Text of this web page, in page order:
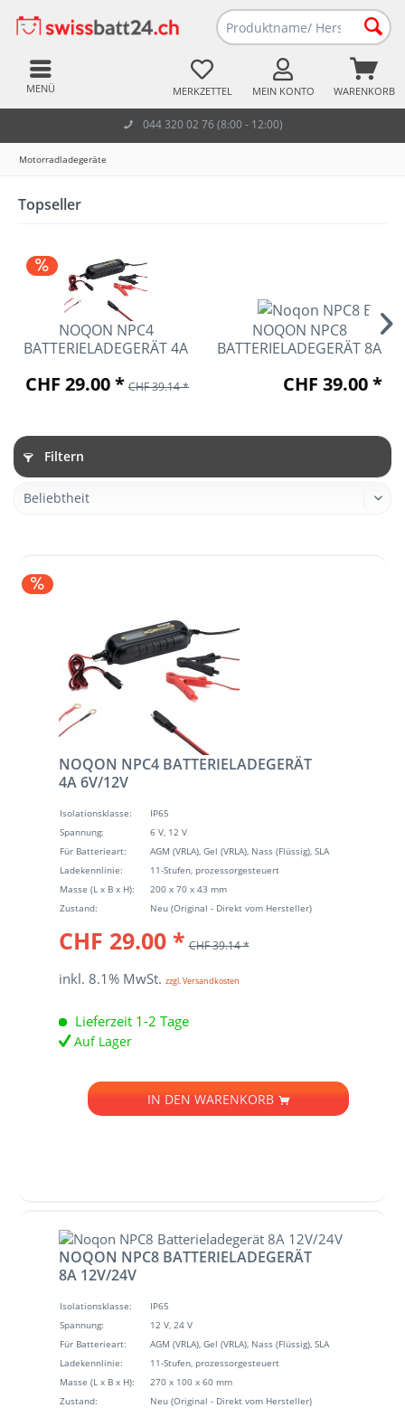
044 320 02 76 (8:00 - 12:00)
WARENKORB
MERKZETTEL MEIN KONTO
MENÜ
Motorradladegeräte
Topseller
NOQON NPC4
BATTERIELADEGERÄT 4A
CHF 29.00 * CHF 39.14 *
NOQON NPC8
BATTERIELADEGERÄT 8A
CHF 39.00 *
Filtern
NOQON NPC4 BATTERIELADEGERÄT
4A 6V/12V
Isolationsklasse:
IP65
Spannung:
6 V, 12 V
Für Batterieart:
AGM (VRLA), Gel (VRLA), Nass (Flüssig), SLA
Ladekennlinie:
11-Stufen, prozessorgesteuert
Masse (L x B x H):
200 x 70 x 43 mm
Zustand:
Neu (Original - Direkt vom Hersteller)
CHF 29.00 * CHF 39.14 *
inkl. 8.1% MwSt. zzgl. Versandkosten
Lieferzeit 1-2 Tage
Auf Lager
IN DEN WARENKORB
NOQON NPC8 BATTERIELADEGERÄT
8A 12V/24V
Isolationsklasse:
IP65
Spannung:
12 V, 24 V
Für Batterieart:
AGM (VRLA), Gel (VRLA), Nass (Flüssig), SLA
Ladekennlinie:
11-Stufen, prozessorgesteuert
Masse (L x B x H):
270 x 100 x 60 mm
Zustand:
Neu (Original - Direkt vom Hersteller)